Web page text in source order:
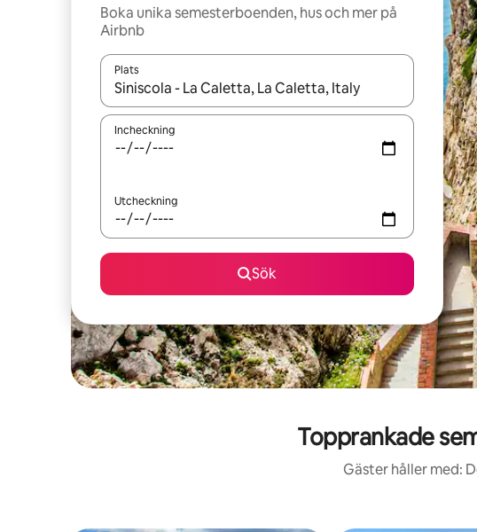
Boka unika semesterboenden, hus och mer på
Airbnb
Plats
När resultaten är tillgängliga kan du navigera med upp- och
Incheckning
Utcheckning
Sök
Topprankade
Gäster håller med: